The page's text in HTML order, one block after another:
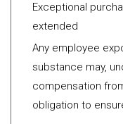
Exceptional
extended
Any employee
substance may,
compensation
obligation to